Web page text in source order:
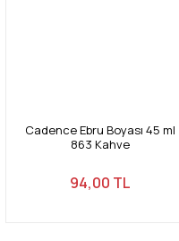
Cadence Ebru Boyası 45 ml
863 Kahve
94,00 TL